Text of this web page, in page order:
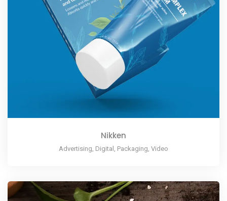
Nikken
Advertising, Digital, Packaging, Video